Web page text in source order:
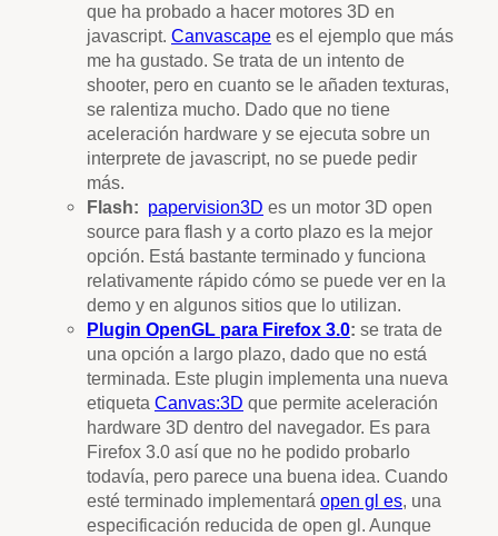
que ha probado a hacer motores 3D en
javascript. Canvascape es el ejemplo que más
me ha gustado. Se trata de un intento de
shooter, pero en cuanto se le añaden texturas,
se ralentiza mucho. Dado que no tiene
aceleración hardware y se ejecuta sobre un
interprete de javascript, no se puede pedir
más.
Flash: papervision3D es un motor 3D open
source para flash y a corto plazo es la mejor
opción. Está bastante terminado y funciona
relativamente rápido cómo se puede ver en la
demo y en algunos sitios que lo utilizan.
Plugin OpenGL para Firefox 3.0: se trata de
una opción a largo plazo, dado que no está
terminada. Este plugin implementa una nueva
etiqueta Canvas:3D que permite aceleración
hardware 3D dentro del navegador. Es para
Firefox 3.0 así que no he podido probarlo
todavía, pero parece una buena idea. Cuando
esté terminado implementará open gl es, una
especificación reducida de open gl. Aunque